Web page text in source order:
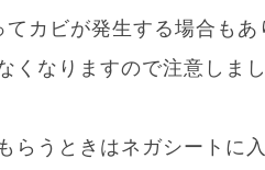
てカビが発生する場合もあ
くなりますので注意しまし
らうときはネガシートに入